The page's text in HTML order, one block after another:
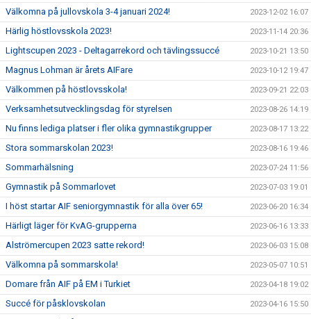
Välkomna på jullovskola 3-4 januari 2024! 2023-12-02 16:07
Härlig höstlovsskola 2023! 2023-11-14 20:36
Lightscupen 2023 - Deltagarrekord och tävlingssuccé 2023-10-21 13:50
Magnus Lohman är årets AIFare 2023-10-12 19:47
Välkommen på höstlovsskola! 2023-09-21 22:03
Verksamhetsutvecklingsdag för styrelsen 2023-08-26 14:19
Nu finns lediga platser i fler olika gymnastikgrupper 2023-08-17 13:22
Stora sommarskolan 2023! 2023-08-16 19:46
Sommarhälsning 2023-07-24 11:56
Gymnastik på Sommarlovet 2023-07-03 19:01
I höst startar AIF seniorgymnastik för alla över 65! 2023-06-20 16:34
Härligt läger för KvAG-grupperna 2023-06-16 13:33
Alströmercupen 2023 satte rekord! 2023-06-03 15:08
Välkomna på sommarskola! 2023-05-07 10:51
Domare från AIF på EM i Turkiet 2023-04-18 19:02
Succé för påsklovskolan 2023-04-16 15:50